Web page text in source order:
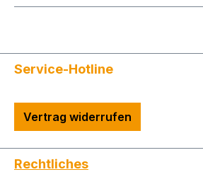
Service-Hotline
Vertrag widerrufen
Rechtliches